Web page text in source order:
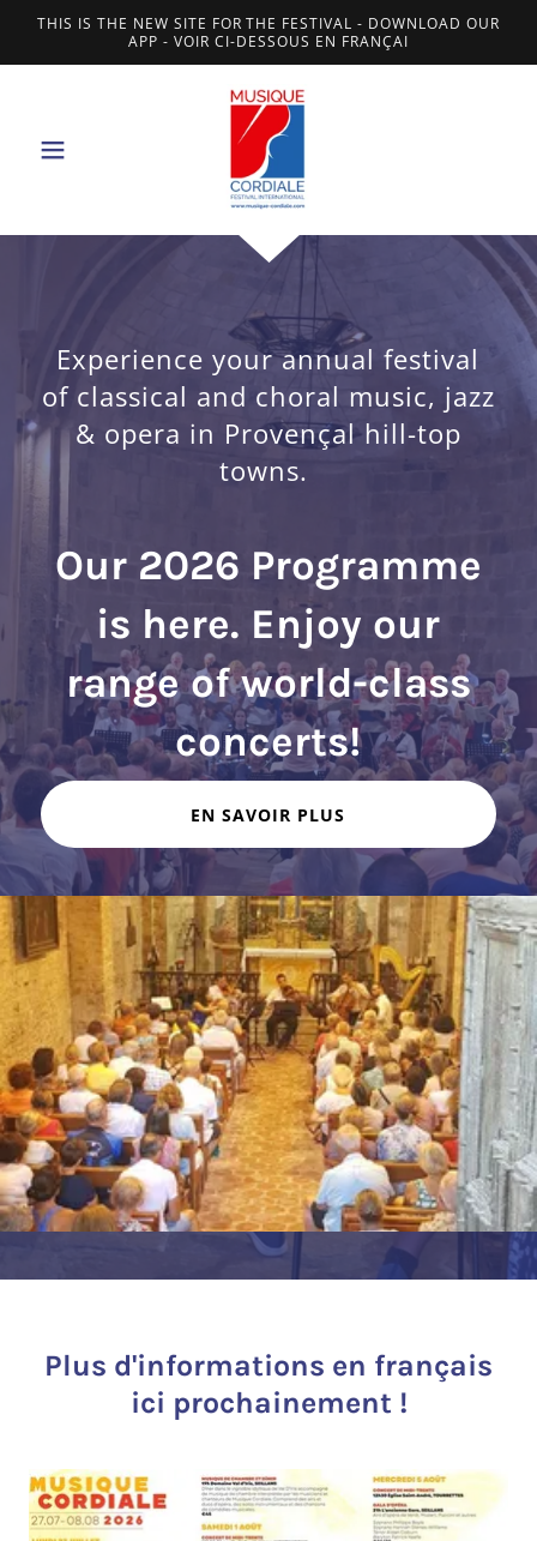
THIS IS THE NEW SITE FOR THE FESTIVAL - DOWNLOAD OUR
APP - VOIR CI-DESSOUS EN FRANÇAI
Experience your annual festival
of classical and choral music, jazz
& opera in Provençal hill-top
towns.
Our 2026 Programme
is here. Enjoy our
range of world-class
concerts!
EN SAVOIR PLUS
Plus d'informations en français
ici prochainement !